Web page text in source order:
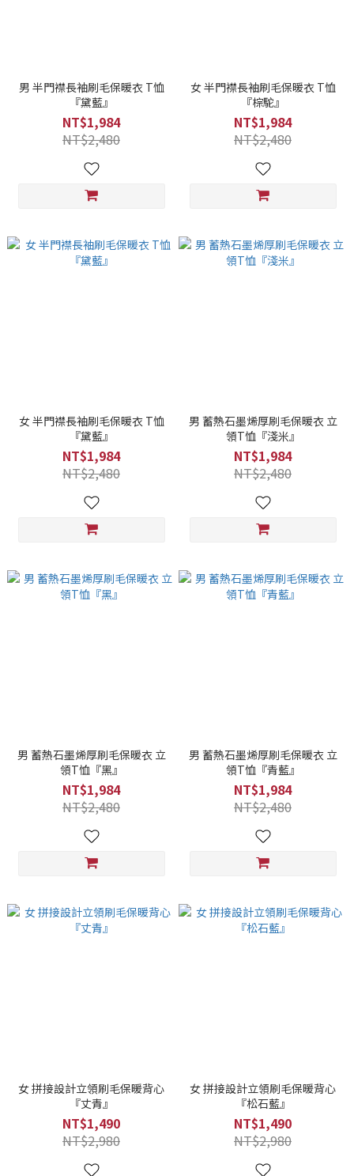
男 半門襟長袖刷毛保暖衣 T恤
『黛藍』
NT$1,984
NT$2,480
女 半門襟長袖刷毛保暖衣 T恤
『棕駝』
NT$1,984
NT$2,480
女 半門襟長袖刷毛保暖衣 T恤
『黛藍』
NT$1,984
NT$2,480
男 蓄熱石墨烯厚刷毛保暖衣 立
領T恤『淺米』
NT$1,984
NT$2,480
男 蓄熱石墨烯厚刷毛保暖衣 立
領T恤『黑』
NT$1,984
NT$2,480
男 蓄熱石墨烯厚刷毛保暖衣 立
領T恤『青藍』
NT$1,984
NT$2,480
女 拼接設計立領刷毛保暖背心
『丈青』
NT$1,490
NT$2,980
女 拼接設計立領刷毛保暖背心
『松石藍』
NT$1,490
NT$2,980